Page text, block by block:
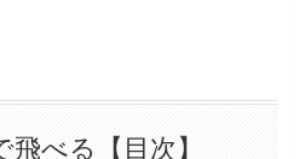
飛べる【目次】